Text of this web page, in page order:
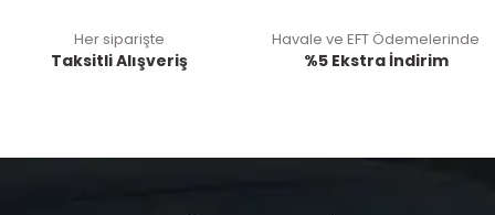
Her siparişte
Taksitli Alışveriş
Havale ve EFT Ödemelerinde
%5 Ekstra İndirim